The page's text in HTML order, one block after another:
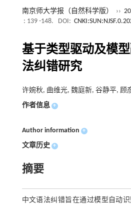
南京师大学报（自然科学版） ››
: 139 -148.
DOI:
基于类型驱动及模
法纠错研究
许婉秋, 曲维光, 魏庭新, 谷静平, 顾
作者信息 +
Author information +
文章历史 +
摘要
中文语法纠错旨在通过模型自动